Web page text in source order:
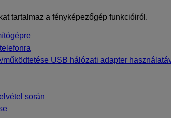
tartalmaz a fényképezőgép funkcióiról.
USB hálózati adapter
során